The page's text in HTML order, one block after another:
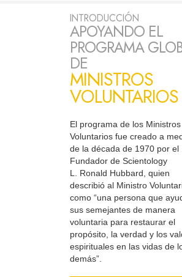
INTRODUCCIÓN
APOYANDO EL
PROGRAMA
DE
MINISTROS
VOLUNTARIOS
El programa de los Ministros
Voluntarios fue creado a
de la década de 1970 por el
Fundador de Scientology
L. Ronald Hubbard, quien
describió al Ministro
como “una persona que
sus semejantes de manera
voluntaria para restaurar el
propósito, la verdad y los
espirituales en las vidas de
demás”.